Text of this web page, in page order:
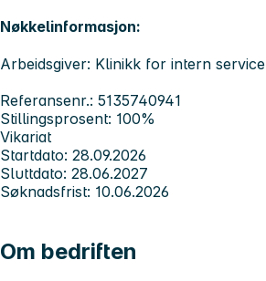
Nøkkelinformasjon:
Arbeidsgiver: Klinikk for intern service
Referansenr.: 5135740941
Stillingsprosent: 100%
Vikariat
Startdato: 28.09.2026
Sluttdato: 28.06.2027
Søknadsfrist: 10.06.2026
Om bedriften